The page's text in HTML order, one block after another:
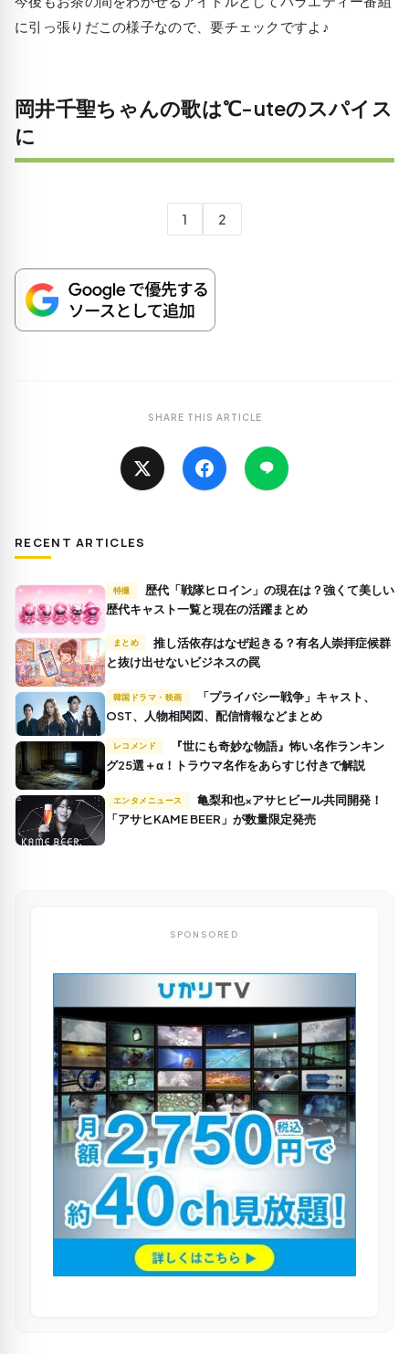
に引っ張りだこの様子なので、要チェックですよ♪
岡井千聖ちゃんの歌は℃-uteのスパイス
に
1 2
SHARE THIS ARTICLE
RECENT ARTICLES
特撮
歴代キャスト一覧と現在の活躍まとめ
まとめ
推し活依存はなぜ起きる？有名人崇拝症候群
と抜け出せないビジネスの罠
韓国ドラマ・映画
OST、人物相関図、配信情報などまとめ
レコメンド
グ25選＋α！トラウマ名作をあらすじ付きで解説
エンタメニュース
「アサヒKAME BEER」が数量限定発売
SPONSORED